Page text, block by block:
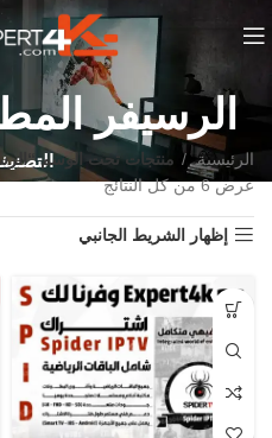
الرسيفر
الرئيسية
منتجات تحت الوسم
عرض ⁦6⁩ من كل النتائج
إظهار الشريط الجانبي